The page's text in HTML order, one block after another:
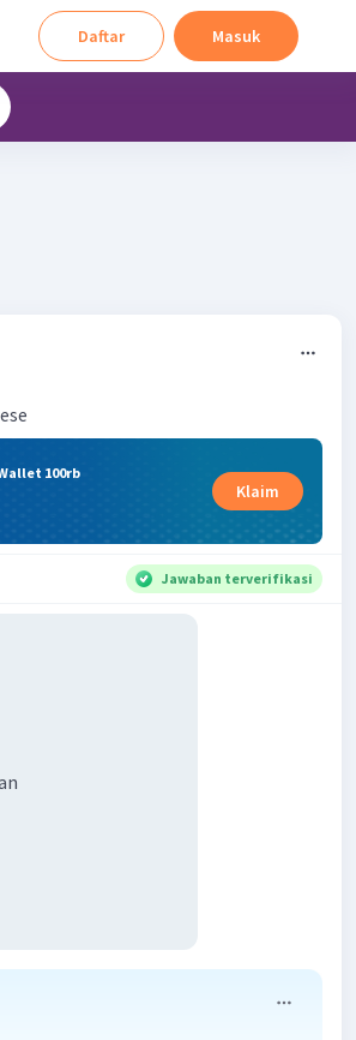
Daftar Masuk
100rb
Klaim
Jawaban terverifikasi